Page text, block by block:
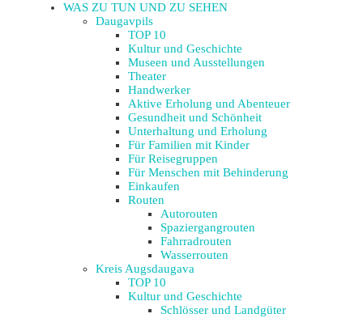
WAS ZU TUN UND ZU SEHEN
Daugavpils
TOP 10
Kultur und Geschichte
Museen und Ausstellungen
Theater
Handwerker
Aktive Erholung und Abenteuer
Gesundheit und Schönheit
Unterhaltung und Erholung
Für Familien mit Kinder
Für Reisegruppen
Für Menschen mit Behinderung
Einkaufen
Routen
Autorouten
Spaziergangrouten
Fahrradrouten
Wasserrouten
Kreis Augsdaugava
TOP 10
Kultur und Geschichte
Schlösser und Landgüter